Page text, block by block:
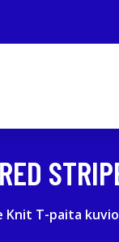
Knit T-paita